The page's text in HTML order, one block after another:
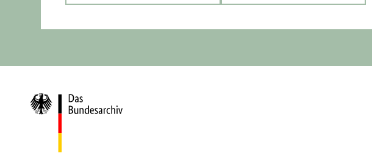
Zur
Startseite